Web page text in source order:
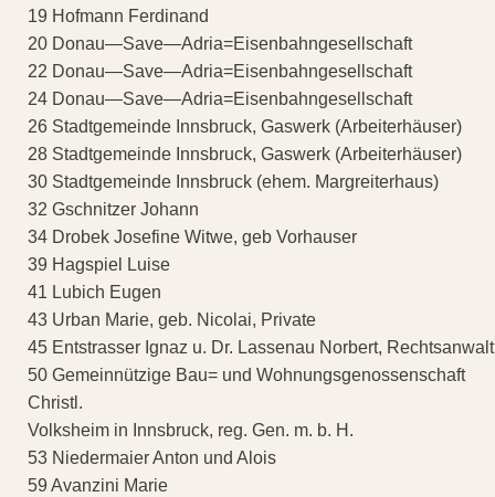
19 Hofmann Ferdinand
20 Donau—Save—Adria=Eisenbahngesellschaft
22 Donau—Save—Adria=Eisenbahngesellschaft
24 Donau—Save—Adria=Eisenbahngesellschaft
26 Stadtgemeinde Innsbruck, Gaswerk (Arbeiterhäuser)
28 Stadtgemeinde Innsbruck, Gaswerk (Arbeiterhäuser)
30 Stadtgemeinde Innsbruck (ehem. Margreiterhaus)
32 Gschnitzer Johann
34 Drobek Josefine Witwe, geb Vorhauser
39 Hagspiel Luise
41 Lubich Eugen
43 Urban Marie, geb. Nicolai, Private
45 Entstrasser Ignaz u. Dr. Lassenau Norbert, Rechtsanwalt
50 Gemeinnützige Bau= und Wohnungsgenossenschaft
Christl.
Volksheim in Innsbruck, reg. Gen. m. b. H.
53 Niedermaier Anton und Alois
59 Avanzini Marie